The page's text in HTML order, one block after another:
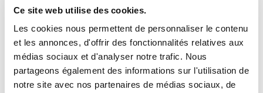
Ce site web utilise des cookies.
Les cookies nous permettent de personnaliser le contenu
et les annonces, d'offrir des fonctionnalités relatives aux
médias sociaux et d'analyser notre trafic. Nous
partageons également des informations sur l'utilisation de
notre site avec nos partenaires de médias sociaux, de
INTERIM Services Administratifs Soutien
TECHNICIEN DE MAINTENANCE DE
MACHINE À CAFÉ (H/F)